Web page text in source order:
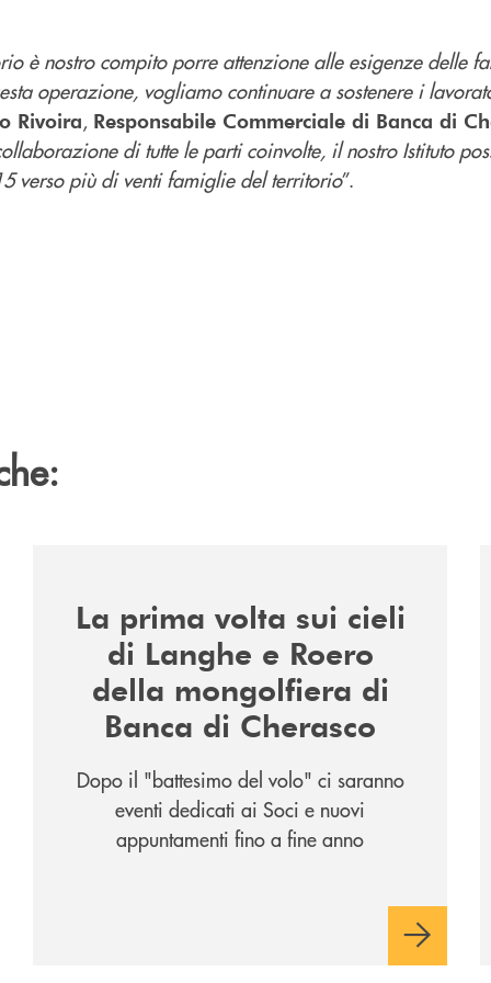
è nostro compito porre attenzione alle esigenze delle
operazione, vogliamo continuare a sostenere i
Rivoira, Responsabile Commerciale di Banca di
di tutte le parti coinvolte, il nostro Istituto
verso più di venti famiglie del territorio”.
La prima volta sui cieli
di Langhe e Roero
della mongolfiera di
Banca di Cherasco
Dopo il "battesimo del volo" ci saranno
eventi dedicati ai Soci e nuovi
appuntamenti fino a fine anno